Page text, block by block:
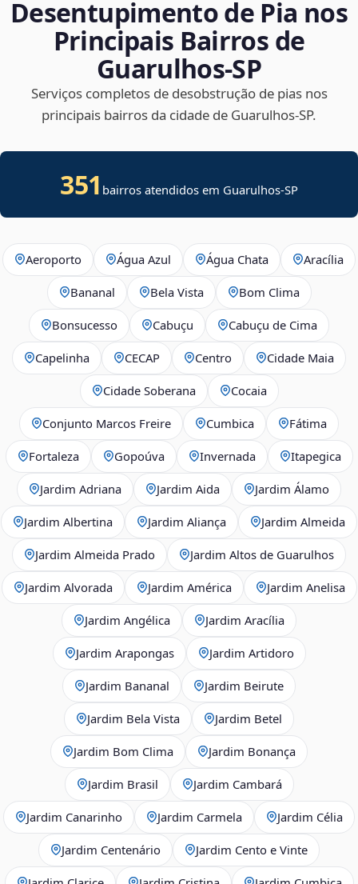
Desentupimento de Pia nos
Principais Bairros de
Guarulhos‑SP
Serviços completos de desobstrução de pias nos
principais bairros da cidade de Guarulhos‑SP.
351 bairros atendidos em Guarulhos-SP
Aeroporto Água Azul Água Chata Aracília
Bananal Bela Vista Bom Clima
Bonsucesso Cabuçu Cabuçu de Cima
Capelinha CECAP Centro Cidade Maia
Cidade Soberana Cocaia
Conjunto Marcos Freire Cumbica Fátima
Fortaleza Gopoúva Invernada Itapegica
Jardim Adriana Jardim Aida Jardim Álamo
Jardim Albertina Jardim Aliança Jardim Almeida
Jardim Almeida Prado Jardim Altos de Guarulhos
Jardim Alvorada Jardim América Jardim Anelisa
Jardim Angélica Jardim Aracília
Jardim Arapongas Jardim Artidoro
Jardim Bananal Jardim Beirute
Jardim Bela Vista Jardim Betel
Jardim Bom Clima Jardim Bonança
Jardim Brasil Jardim Cambará
Jardim Canarinho Jardim Carmela Jardim Célia
Jardim Centenário Jardim Cento e Vinte